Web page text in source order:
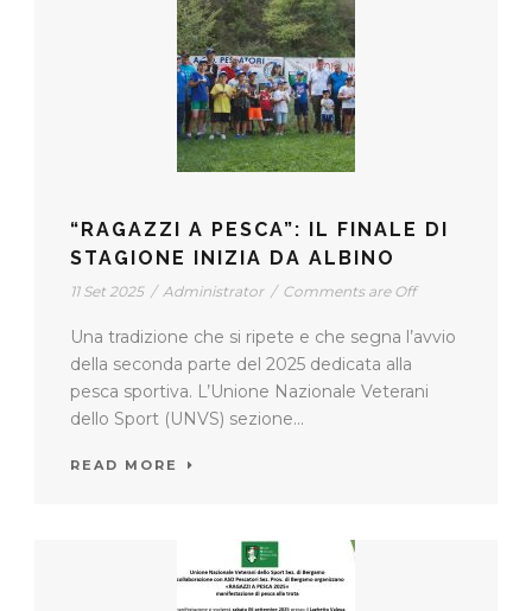
“RAGAZZI A PESCA”: IL FINALE DI
STAGIONE INIZIA DA ALBINO
11 Set 2025 / Administrator / Comments are Off
Una tradizione che si ripete e che segna l’avvio
della seconda parte del 2025 dedicata alla
pesca sportiva. L’Unione Nazionale Veterani
dello Sport (UNVS) sezione...
READ MORE